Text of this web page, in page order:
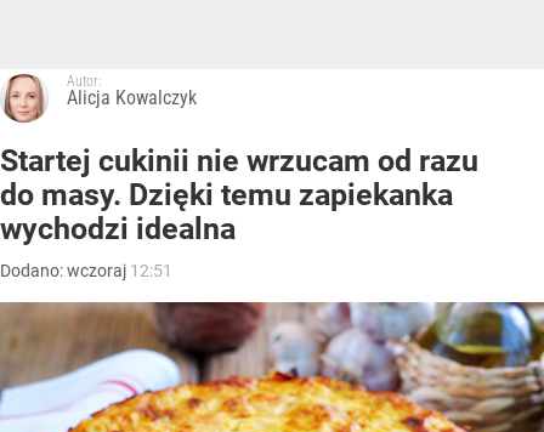
Autor:
Alicja Kowalczyk
Startej cukinii nie wrzucam od razu
do masy. Dzięki temu zapiekanka
wychodzi idealna
Dodano:wczoraj 12:51